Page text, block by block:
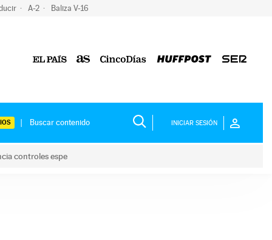
A-2 Baliza V-16
INICIAR SESIÓN
controles espe